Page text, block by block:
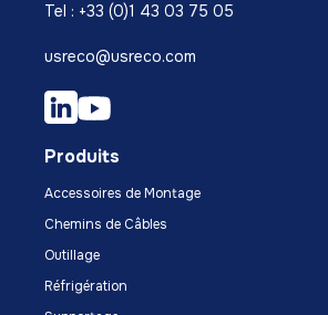
Tel : +33 (0)1 43 03 75 05
usreco@usreco.com
Produits
Accessoires de Montage
Chemins de Câbles
Outillage
Réfrigération